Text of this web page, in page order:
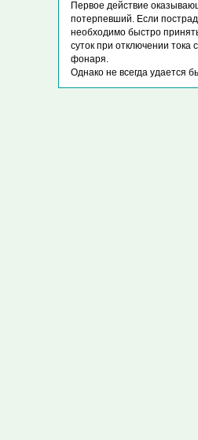
Первое действие
потерпевший. Если
необходимо быстро
суток при отключении
фонаря.
Однако не всегда удается